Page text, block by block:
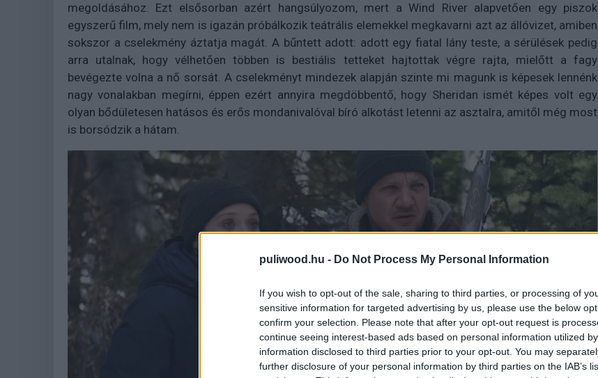
puliwood.hu - Do Not Process My Personal Information
If you wish to opt-out of the sale, sharing to third parties, or processing of
sensitive information for targeted advertising by us, please use the below
confirm your selection. Please note that after your opt-out request is
continue seeing interest-based ads based on personal information utilized
information disclosed to third parties prior to your opt-out. You may
further disclosure of your personal information by third parties on the IAB’s
megoldásához. Ezt elsősorban azért hangsúlyozom, mert a Wind River alapvetően egy piszok
egyszerű film, mely nem is igazán próbálkozik teátrális elemekkel megkavarni azt az állóvizet, amiben
sokszor a cselekmény áztatja magát. A bűntett adott: adott egy fiatal lány teste, a sérülések pedig
arra utalnak, hogy vélhetően többen is bestiális tetteket hajtottak végre rajta, mielőtt a fagy
bevégezte volna a nő sorsát. A cselekményt mindezek alapján szinte mi magunk is képesek lennénk
nagy vonalakban megírni, éppen ezért annyira megdöbbentő, hogy Sheridan ismét képes volt egy
olyan bődületesen hatásos és erős mondanivalóval bíró alkotást letenni az asztalra, amitől még most
is borsódzik a hátam.